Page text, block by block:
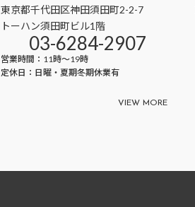
東京都千代田区神田須田町2-2-7
トーハン須田町ビル1階
03-6284-2907
営業時間：11時～19時
定休日：日曜・夏期冬期休業有